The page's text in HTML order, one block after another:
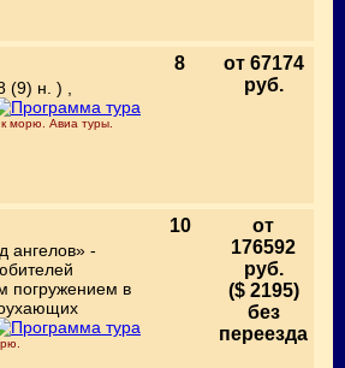
н. ) ,
морю. Авиа туры.
8
от 67174
руб.
ангелов» -
погружением в
10
от
176592
руб.
($ 2195)
без
переезда